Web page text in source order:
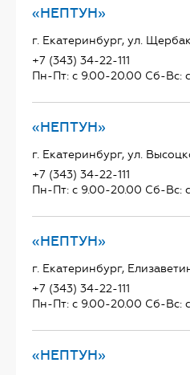
«НЕПТУН»
г. Екатеринбург, ул.
+7 (343) 34-22-111
Пн-Пт: с 9.00-20.00 Сб-Вс:
«НЕПТУН»
г. Екатеринбург, ул.
+7 (343) 34-22-111
Пн-Пт: с 9.00-20.00 Сб-Вс:
«НЕПТУН»
г. Екатеринбург,
+7 (343) 34-22-111
Пн-Пт: с 9.00-20.00 Сб-Вс:
«НЕПТУН»